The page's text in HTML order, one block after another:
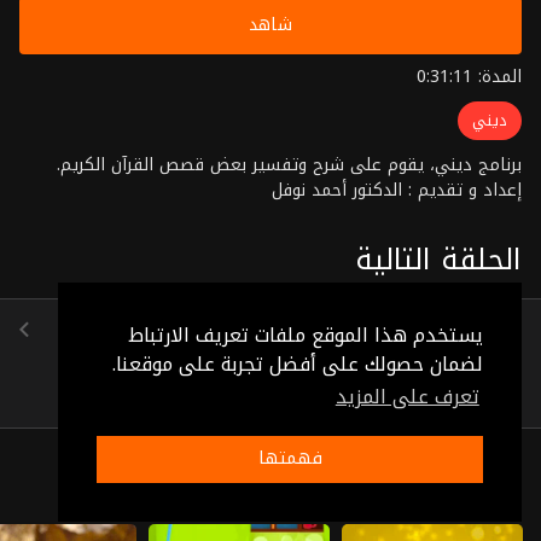
يستخدم هذا الموقع ملفات تعريف الارتباط
لضمان حصولك على أفضل تجربة على موقعنا.
تعرف على المزيد
فهمتها
شاهد
المدة: 0:31:11
ديني
برنامج ديني، يقوم على شرح وتفسير بعض قصص القرآن الكريم.
إعداد و تقديم : الدكتور أحمد نوفل
الحلقة التالية
الحلقة 17
(0:30:36)
ذات صلة